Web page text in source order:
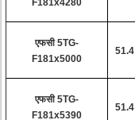
F181x4280
एफसी 5TG-
F181x5000
51.4
एफसी 5TG-
F181x5390
51.4